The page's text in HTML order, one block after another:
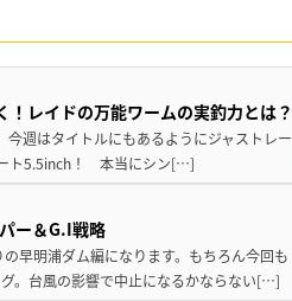
レイドの万能ワームの実釣力とは？
週はタイトルにもあるようにジャストレー
ート5.5inch！ 本当にシン[…]
ー＆G.I戦略
早明浦ダム編になります。もちろん今回も
。台風の影響で中止になるかならない[…]